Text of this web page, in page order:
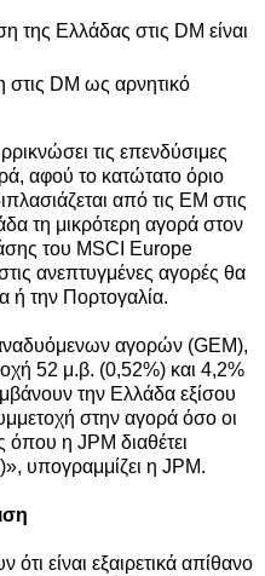
της Ελλάδας στις DM είναι
στις DM ως αρνητικό
τις επενδύσιμες
αφού το κατώτατο όριο
από τις EM στις
τη μικρότερη αγορά στον
του MSCI Europe
ανεπτυγμένες αγορές θα
ή την Πορτογαλία.
αγορών (GEM),
52 μ.β. (0,52%) και 4,2%
την Ελλάδα εξίσου
στην αγορά όσο οι
όπου η JPM διαθέτει
υπογραμμίζει η JPM.
είναι εξαιρετικά απίθανο